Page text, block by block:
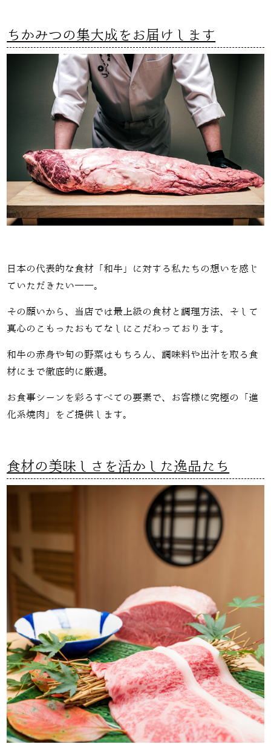
ちかみつの集大成をお届けします
日本の代表的な食材「和牛」に対する私たちの想いを感じ
ていただきたい――。
その願いから、当店では最上級の食材と調理方法、そして
真心のこもったおもてなしにこだわっております。
和牛の赤身や旬の野菜はもちろん、調味料や出汁を取る食
材にまで徹底的に厳選。
お食事シーンを彩るすべての要素で、お客様に究極の「進
化系焼肉」をご提供します。
食材の美味しさを活かした逸品たち